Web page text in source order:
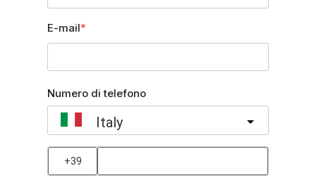
E-mail
Numero di telefono
Italy